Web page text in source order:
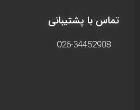
تماس با پشتیبانی
026-34452908